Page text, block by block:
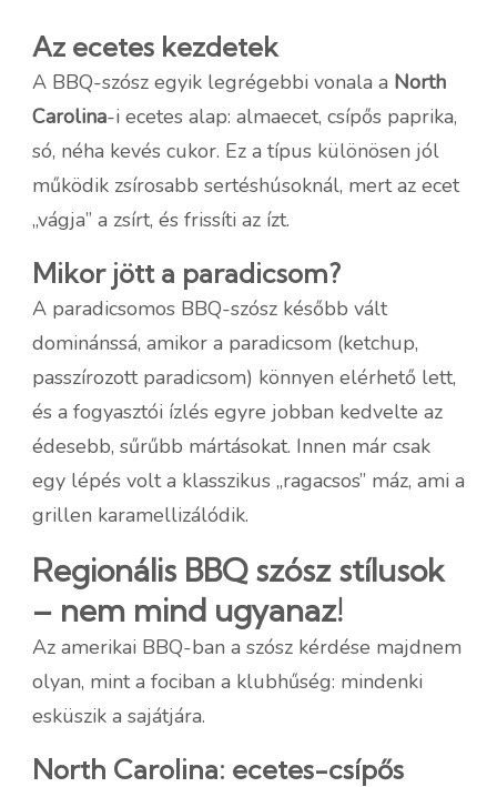
Az ecetes kezdetek
A BBQ-szósz egyik legrégebbi vonala a North
Carolina-i ecetes alap: almaecet, csípős paprika,
só, néha kevés cukor. Ez a típus különösen jól
működik zsírosabb sertéshúsoknál, mert az ecet
„vágja” a zsírt, és frissíti az ízt.
Mikor jött a paradicsom?
A paradicsomos BBQ-szósz később vált
dominánssá, amikor a paradicsom (ketchup,
passzírozott paradicsom) könnyen elérhető lett,
és a fogyasztói ízlés egyre jobban kedvelte az
édesebb, sűrűbb mártásokat. Innen már csak
egy lépés volt a klasszikus „ragacsos” máz, ami a
grillen karamellizálódik.
Regionális BBQ szósz stílusok
– nem mind ugyanaz!
Az amerikai BBQ-ban a szósz kérdése majdnem
olyan, mint a fociban a klubhűség: mindenki
esküszik a sajátjára.
North Carolina: ecetes-csípős